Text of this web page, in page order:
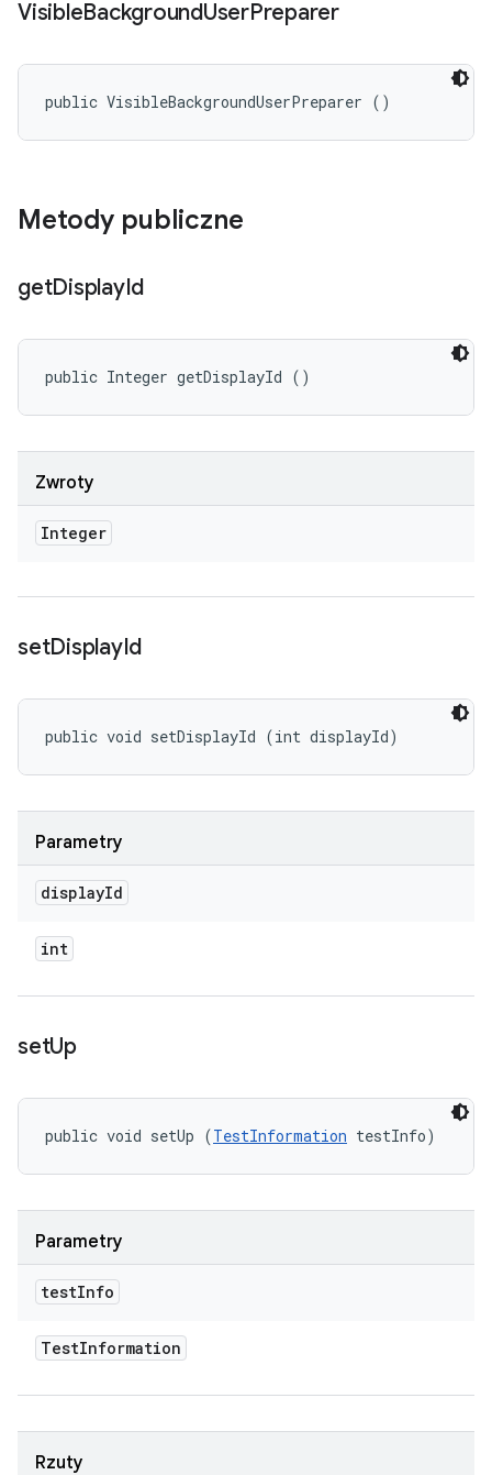
VisibleBackgroundUserPreparer
public VisibleBackgroundUserPreparer ()
Metody publiczne
getDisplayId
public Integer getDisplayId ()
Zwroty
Integer
setDisplayId
public void setDisplayId (int displayId)
Parametry
displayId
int
setUp
public void setUp (TestInformation testInfo)
Parametry
testInfo
TestInformation
Rzuty